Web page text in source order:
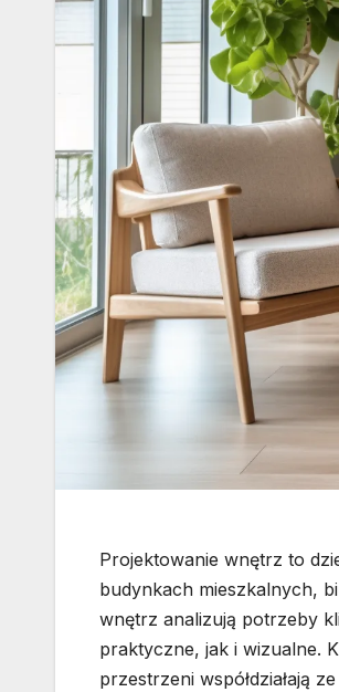
Projektowanie wnętrz to
budynkach mieszkalnych,
wnętrz analizują potrzeby
praktyczne, jak i wizualne.
przestrzeni współdziałają